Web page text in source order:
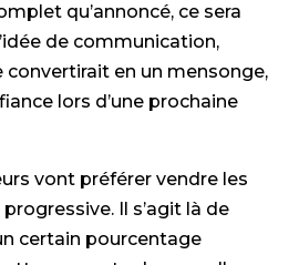
qu’annoncé, ce sera
de communication,
convertirait en un mensonge,
lors d’une prochaine
vont préférer vendre les
Il s’agit là de
certain pourcentage